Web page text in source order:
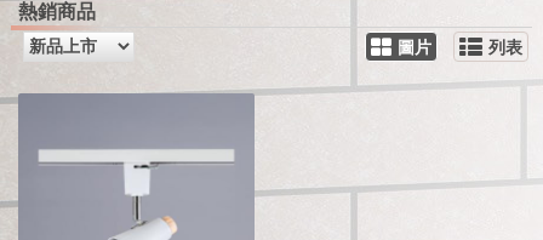
熱銷商品
圖片 列表